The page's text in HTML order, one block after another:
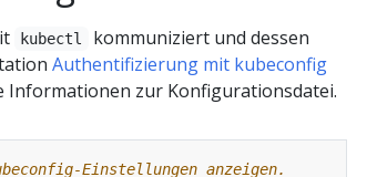
kubectl
kommuniziert und dessen
Authentifizierung mit kubeconfig
Informationen zur Konfigurationsdatei.
Einstellungen anzeigen.